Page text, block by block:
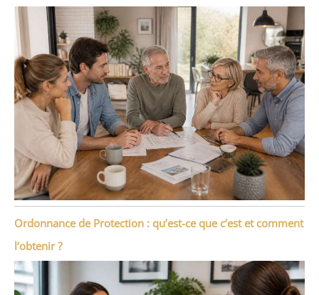
Ordonnance de Protection : qu’est-ce que c’est et comment
l’obtenir ?